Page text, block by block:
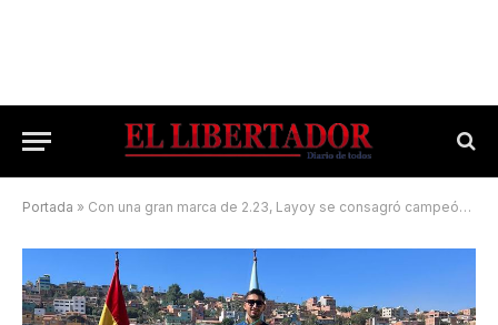
Portada » Con una gran marca de 2.23, Layoy se consagró campeón en Cochabamba